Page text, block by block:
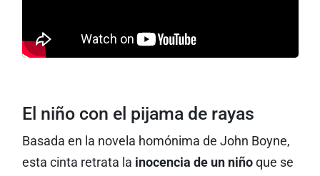
El niño con el pijama de rayas
Basada en la novela homónima de John Boyne,
esta cinta retrata la inocencia de un niñoque se